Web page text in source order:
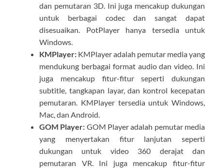
dan pemutaran 3D. Ini juga mencakup dukungan
untuk berbagai codec dan sangat dapat
disesuaikan. PotPlayer hanya tersedia untuk
Windows.
KMPlayer: KMPlayer adalah pemutar media yang
mendukung berbagai format audio dan video. Ini
juga mencakup fitur-fitur seperti dukungan
subtitle, tangkapan layar, dan kontrol kecepatan
pemutaran. KMPlayer tersedia untuk Windows,
Mac, dan Android.
GOM Player: GOM Player adalah pemutar media
yang menyertakan fitur lanjutan seperti
dukungan untuk video 360 derajat dan
pemutaran VR. Ini juga mencakup fitur-fitur